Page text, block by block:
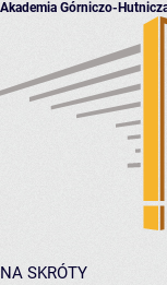
Akademia Górniczo-
NA SKRÓTY